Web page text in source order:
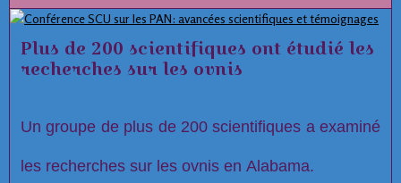
Hueyatlaco,Jose L. Lorenzo, Directeur de la
Préhistoire à l'Instituto Nacional de Antropología e
Historia, a lancé plusieurs allégations concernant
l'intégrité du projet à Hueyatlaco, El Horno, et
Plus de 200 scientifiques ont étudié les
recherches sur les ovnis
Un groupe de plus de 200 scientifiques a examiné
les recherches sur les ovnis en Alabama.